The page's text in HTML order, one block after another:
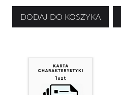
DODAJ DO KOSZYKA